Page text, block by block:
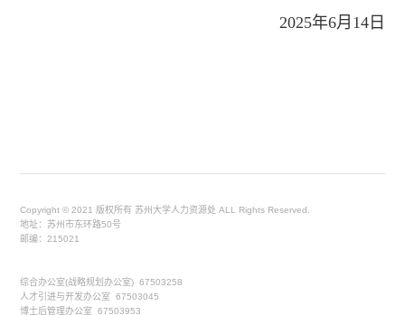
2025年6月14日
Copyright © 2021 版权所有 苏州大学人力资源处 ALL Rights Reserved.
地址：苏州市东环路50号
邮编：215021
综合办公室(战略规划办公室) 67503258
人才引进与开发办公室 67503045
博士后管理办公室 67503953